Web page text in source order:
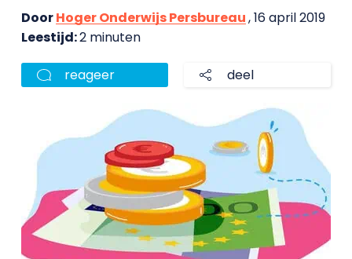
DoorHoger Onderwijs Persbureau, 16 april 2019
Leestijd:2 minuten
reageer deel